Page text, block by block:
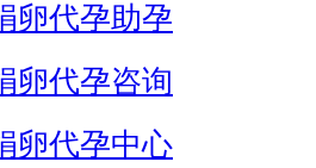
卵代孕助孕
卵代孕咨询
卵代孕中心